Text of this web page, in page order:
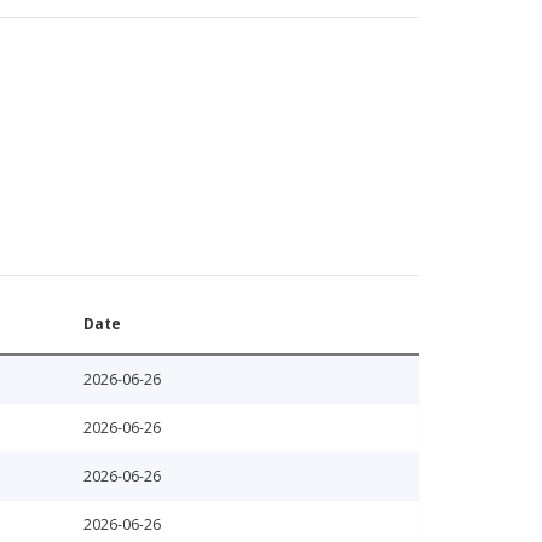
Date
2026-06-26
2026-06-26
2026-06-26
2026-06-26